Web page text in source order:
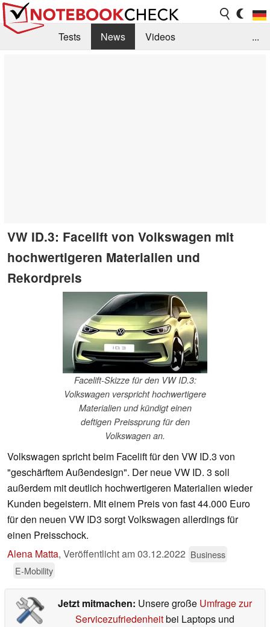
Tests News
Videos
...
VW ID.3: Facelift von Volkswagen mit
hochwertigeren Materialien und
Rekordpreis
Facelift-Skizze für den VW ID.3:
Volkswagen verspricht hochwertigere
Materialien und kündigt einen
deftigen Preissprung für den
Volkswagen an.
Volkswagen spricht beim Facelift für den VW ID.3 von
"geschärftem Außendesign". Der neue VW ID. 3 soll
außerdem mit deutlich hochwertigeren Materialien wieder
Kunden begeistern. Mit einem Preis von fast 44.000 Euro
für den neuen VW ID3 sorgt Volkswagen allerdings für
einen Preisschock.
Alena Matta, Veröffentlicht am03.12.2022 Business
E-Mobility
Jetzt mitmachen: Unsere große Umfrage zur
Servicezufriedenheitbei Laptops und